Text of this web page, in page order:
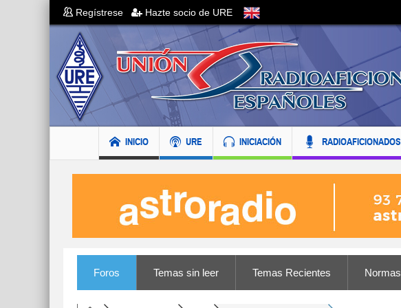
Regístrese Hazte socio de URE
INICIO URE INICIACIÓN RADIOAFICIONADOS
Foros Temas sin leer Temas Recientes Normas